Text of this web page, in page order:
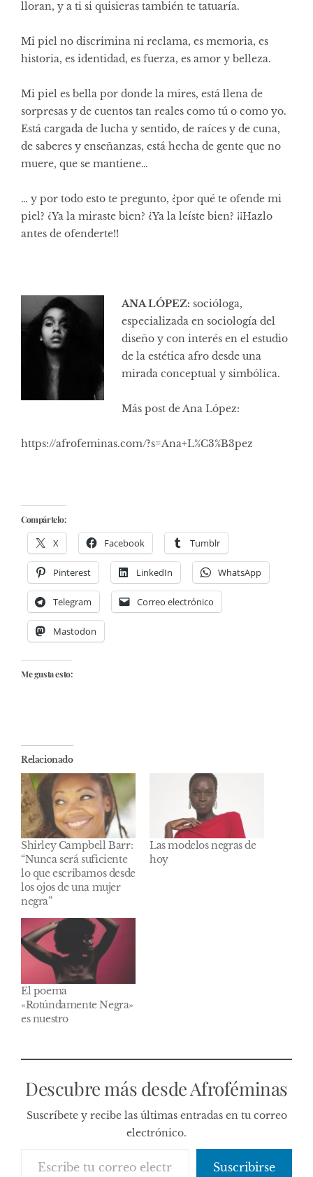
lloran, y a ti si quisieras también te tatuaría.
Mi piel no discrimina ni reclama, es memoria, es
historia, es identidad, es fuerza, es amor y belleza.
Mi piel es bella por donde la mires, está llena de
sorpresas y de cuentos tan reales como tú o como yo.
Está cargada de lucha y sentido, de raíces y de cuna,
de saberes y enseñanzas, está hecha de gente que no
muere, que se mantiene…
… y por todo esto te pregunto, ¿por qué te ofende mi
piel? ¿Ya la miraste bien? ¿Ya la leíste bien? ¡¡Hazlo
antes de ofenderte!!
ANA LÓPEZ: socióloga,
especializada en sociología del
diseño y con interés en el estudio
de la estética afro desde una
mirada conceptual y simbólica.
Más post de Ana López:
https://afrofeminas.com/?s=Ana+L%C3%B3pez
Compártelo:
X Facebook Tumblr
Pinterest LinkedIn WhatsApp
Telegram Correo electrónico
Mastodon
Me gusta esto:
Relacionado
Shirley Campbell Barr:
“Nunca será suficiente
lo que escribamos desde
los ojos de una mujer
negra”
Las modelos negras de
hoy
El poema
«Rotúndamente Negra»
es nuestro
Descubre más desde Afroféminas
Suscríbete y recibe las últimas entradas en tu correo
electrónico.
Suscribirse